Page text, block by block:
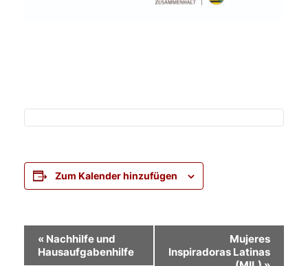
Zum Kalender hinzufügen
Veranstaltung-
Navigation
« Nachhilfe und
Hausaufgabenhilfe
Mujeres
Inspiradoras Latinas